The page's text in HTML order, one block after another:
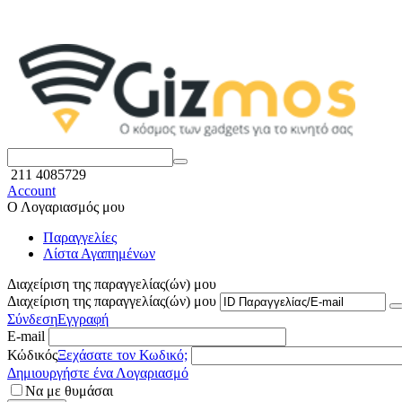
211 4085729
Account
Ο Λογαριασμός μου
Παραγγελίες
Λίστα Αγαπημένων
Διαχείριση της παραγγελίας(ών) μου
Διαχείριση της παραγγελίας(ών) μου
ΣύνδεσηΕγγραφή
E-mail
ΚώδικόςΞεχάσατε τον Κωδικό;
Δημιουργήστε ένα Λογαριασμό
Να με θυμάσαι